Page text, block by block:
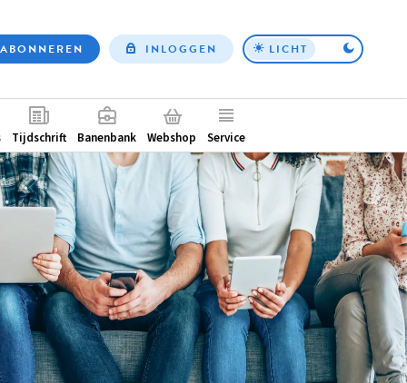
Top
ABONNEREN INLOGGEN LICHT
Tijdschrift Banenbank Webshop Service